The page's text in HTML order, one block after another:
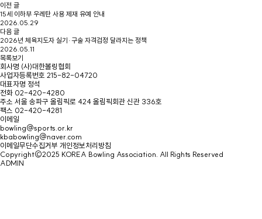
이전 글
15세 이하부 우레탄 사용 제재 유예 안내
2026.05.29
다음 글
2026년 체육지도자 실기·구술 자격검정 달라지는 정책
2026.05.11
목록보기
회사명 (사)대한볼링협회
사업자등록번호 215-82-04720
대표자명 정석
전화 02-420-4280
주소 서울 송파구 올림픽로 424 올림픽회관 신관 336호
팩스 02-420-4281
이메일
bowling@sports.or.kr
kbabowling@naver.com
이메일무단수집거부 개인정보처리방침
Copyright©2025 KOREA Bowling Association. All Rights Reserved
ADMIN